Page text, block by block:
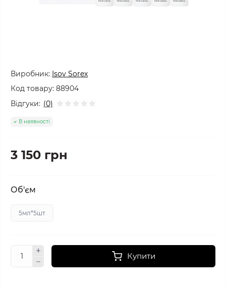
Виробник: Isov Sorex
Код товару: 88904
Відгуки: (0)
В наявності
3 150 грн
Об'єм
5мл*5шт
Купити